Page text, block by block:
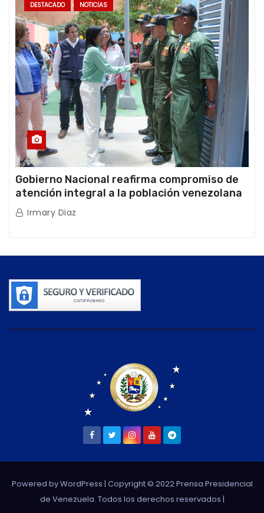
DESTACADO NOTICIAS
Gobierno Nacional reafirma compromiso de
atención integral a la población venezolana
tras doblete sísmico
Irmary Diaz
Powered by WordPress | Copyright © 2022 Prensa Presidencial
de Venezuela. Todos los derechos reservados |